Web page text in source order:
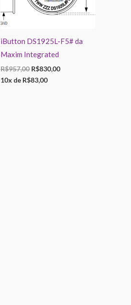
iButton DS1925L-F5# da
Maxim Integrated
R$957,00 R$830,00
10x de R$83,00